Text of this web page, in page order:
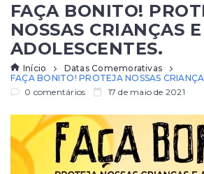
FAÇA BONITO!
NOSSAS CRIANÇAS E
ADOLESCENTES.
Início
Datas Comemorativas
FAÇA BONITO! PROTEJA NOSSAS
0 comentários
17 de maio de 2021